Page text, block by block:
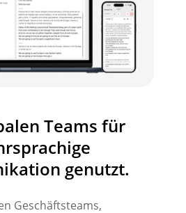
Teams für
genutzt.
Geschäftsteams,